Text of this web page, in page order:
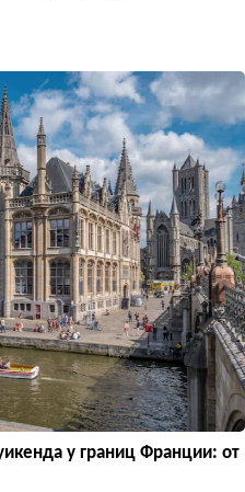
у границ Франции: от